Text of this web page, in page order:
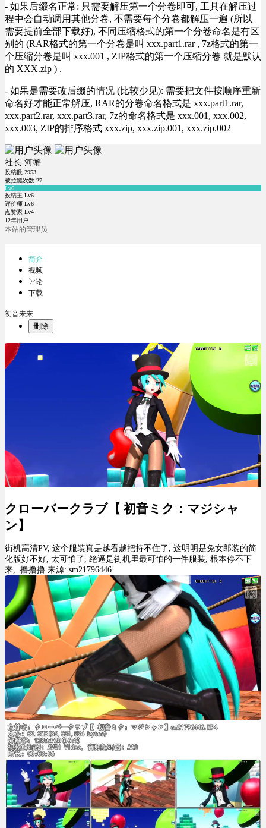
- 如果后缀名正常: 只需要解压第一个分卷即可, 工具在解压过
程中会自动调用其他分卷, 不需要每个分卷都解压一遍 (所以
需要提前全部下载好), 不同压缩格式的第一个分卷命名是有区
别的 (RAR格式的第一个分卷是叫 xxx.part1.rar , 7z格式的第一
个压缩分卷是叫 xxx.001 , ZIP格式的第一个压缩分卷 就是默认
的 XXX.zip ) .
- 如果是需要改后缀的情况 (比较少见): 需要把文件按顺序重新
命名好才能正常解压, RAR的分卷命名格式是 xxx.part1.rar,
xxx.part2.rar, xxx.part3.rar, 7z的命名格式是 xxx.001, xxx.002,
xxx.003, ZIP的排序格式 xxx.zip, xxx.zip.001, xxx.zip.002
社长-河蟹
投稿数 2953
被拉黑次数 27
Lv6
投稿主 Lv6
评价师 Lv6
点赞家 Lv4
12年用户
本站的管理员
简介
视频
评论
下载
初音未来
删除
クローバークラブ【 初音ミク：マジシャ
ン】
街机高清PV, 这个服装真是越看越把持不住了, 这明明是兔女郎装的简
化版好不好, 太可怕了, 绝逼是街机里最可怕的一件服装, 根本停不下
来, 撸撸撸 来源: sm21796446